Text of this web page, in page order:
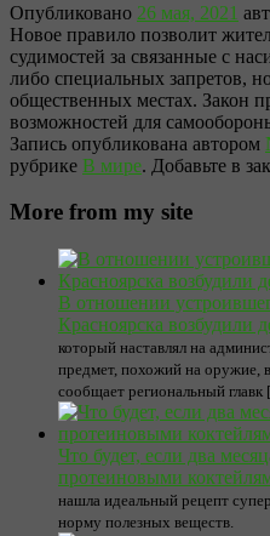
Опубликовано 26 мая, 2021
Новое правило позволит
судимостей за связанные с
либо специальных запретов,
общественных местах. Закон
возможностей для
Запись опубликована автором
рубрике В мире. Добавьте в
More from my site
В отношении
Красноярска возбудили
который наставлял на
предмет, похожий на оружие,
сообщает региональный
Что будет, если два
протеиновыми
нашла идеальный рецепт
норму полезных веществ.